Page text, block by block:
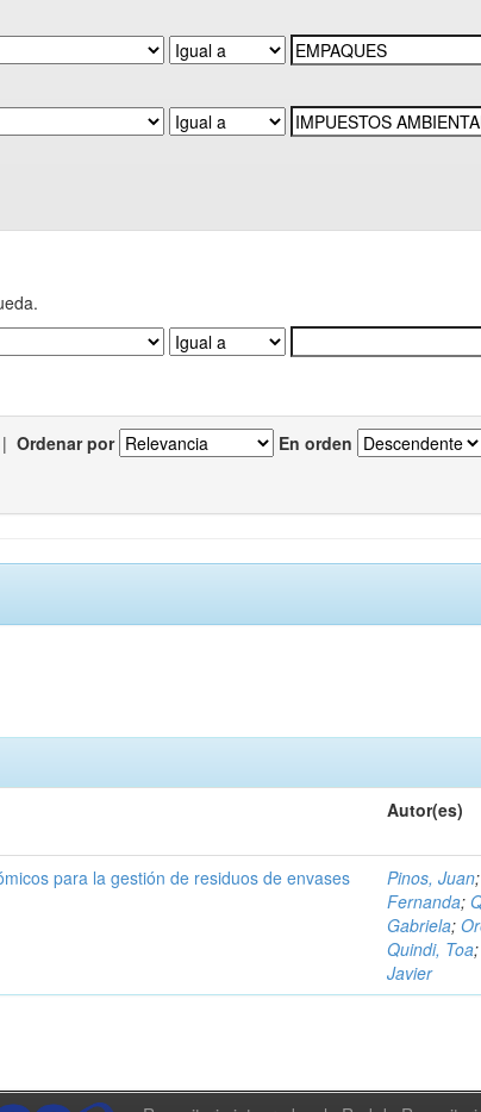
| Ordenar por En orden
Autor(es)
para la gestión de residuos de envases
Pinos, Juan
Fernanda;
Gabriela;
Quindi, Toa;
Javier